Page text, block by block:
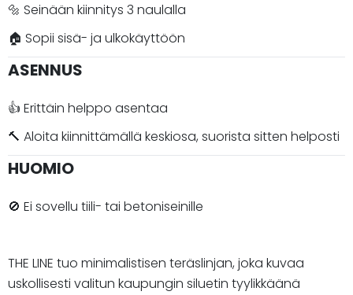
🔩 Seinään kiinnitys 3 naulalla
🏠 Sopii sisä- ja ulkokäyttöön
ASENNUS
👍 Erittäin helppo asentaa
🔨 Aloita kiinnittämällä keskiosa, suorista sitten helposti
HUOMIO
🚫 Ei sovellu tiili- tai betoniseinille
THE LINE tuo minimalistisen teräslinjan, joka kuvaa
uskollisesti valitun kaupungin siluetin tyylikkäänä